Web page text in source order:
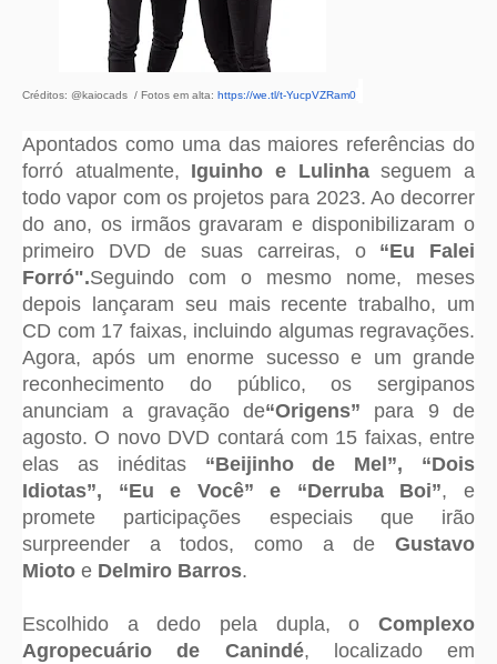
Créditos: @kaiocads / Fotos em alta: https://we.tl/t-YucpVZRam0
Apontados como uma das maiores referências do
forró atualmente, Iguinho e Lulinhaseguem a
todo vapor com os projetos para 2023. Ao decorrer
do ano, os irmãos gravaram e disponibilizaram o
primeiro DVD de suas carreiras, o “Eu Falei
Forró".Seguindo com o mesmo nome, meses
depois lançaram seu mais recente trabalho, um
CD com 17 faixas, incluindo algumas regravações.
Agora, após um enorme sucesso e um grande
reconhecimento do público, os sergipanos
anunciam a gravação de“Origens” para 9 de
agosto. O novo DVD contará com 15 faixas, entre
elas as inéditas“Beijinho de Mel”, “Dois
Idiotas”, “Eu e Você” e “Derruba Boi”, e
promete participações especiais que irão
surpreender a todos, como a de Gustavo
Mioto e Delmiro Barros.
Escolhido a dedo pela dupla, o Complexo
Agropecuário de Canindé, localizado em